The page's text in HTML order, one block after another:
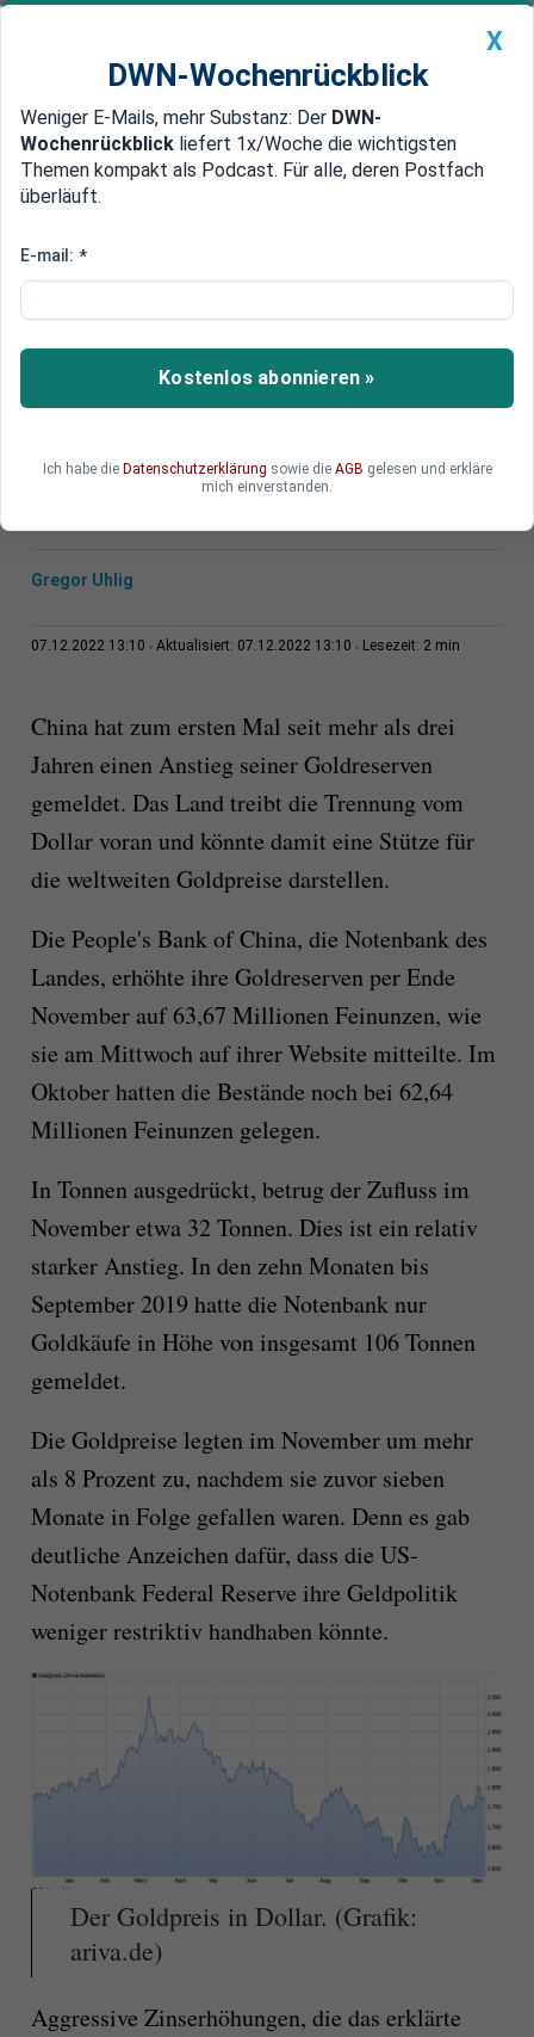
Newsticker MEIN DWN: Geldanlage Premium
Edelmetalle DWN-Magazin China
China meldet starke
Goldreserven
China treibt die Trennung vom Dollar weiter
voran. Nach mehr als drei Jahren hat das Land
seiner Goldreserven vermeldet.
Gregor Uhlig
07.12.2022 13:10 Aktualisiert: 07.12.2022 13:10 Lesezeit: 2 min
China hat zum ersten Mal seit mehr als drei
Jahren einen Anstieg seiner Goldreserven
gemeldet. Das Land treibt die Trennung vom
Dollar voran und könnte damit eine Stütze für
die weltweiten Goldpreise darstellen.
Die People's Bank of China, die Notenbank des
Landes, erhöhte ihre Goldreserven per Ende
November auf 63,67 Millionen Feinunzen, wie
sie am Mittwoch auf ihrer Website mitteilte. Im
Oktober hatten die Bestände noch bei 62,64
Millionen Feinunzen gelegen.
In Tonnen ausgedrückt, betrug der Zufluss im
November etwa 32 Tonnen. Dies ist ein relativ
starker Anstieg. In den zehn Monaten bis
September 2019 hatte die Notenbank nur
Goldkäufe in Höhe von insgesamt 106 Tonnen
gemeldet.
Die Goldpreise legten im November um mehr
als 8 Prozent zu, nachdem sie zuvor sieben
Monate in Folge gefallen waren. Denn es gab
deutliche Anzeichen dafür, dass die US-
Notenbank Federal Reserve ihre Geldpolitik
weniger restriktiv handhaben könnte.
Der Goldpreis in Dollar. (Grafik:
ariva.de)
Aggressive Zinserhöhungen, die das erklärte
X
DWN-Wochenrückblick
Weniger E-Mails, mehr Substanz: Der DWN-
Wochenrückblick liefert 1x/Woche die wichtigsten
Themen kompakt als Podcast. Für alle, deren Postfach
überläuft.
E-mail: *
Kostenlos abonnieren »
Ich habe die Datenschutzerklärung sowie die AGB gelesen und erkläre
mich einverstanden.